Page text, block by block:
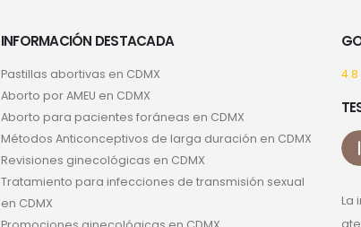
INFORMACIÓN DESTACADA
Pastillas abortivas en CDMX
Aborto por AMEU en CDMX
Aborto para pacientes foráneas en CDMX
Métodos Anticonceptivos de larga duración en CDMX
Revisiones ginecológicas en CDMX
Tratamiento para infecciones de transmisión sexual
en CDMX
4.8
La